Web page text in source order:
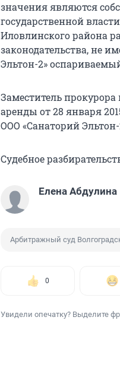
значения являются
государственной
Иловлинского района
законодательства, не
Эльтон-2»
Заместитель
аренды от 28 января
ООО «Санаторий
Судебное
Елена Абдулина
Арбитражный суд
0
Увидели опечатку? Выделите